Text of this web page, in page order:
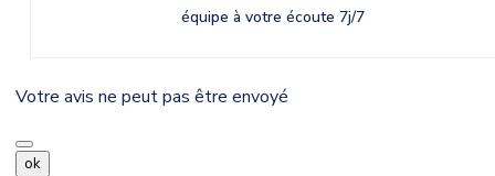
équipe à votre écoute 7j/7
Votre avis ne peut pas être envoyé
ok